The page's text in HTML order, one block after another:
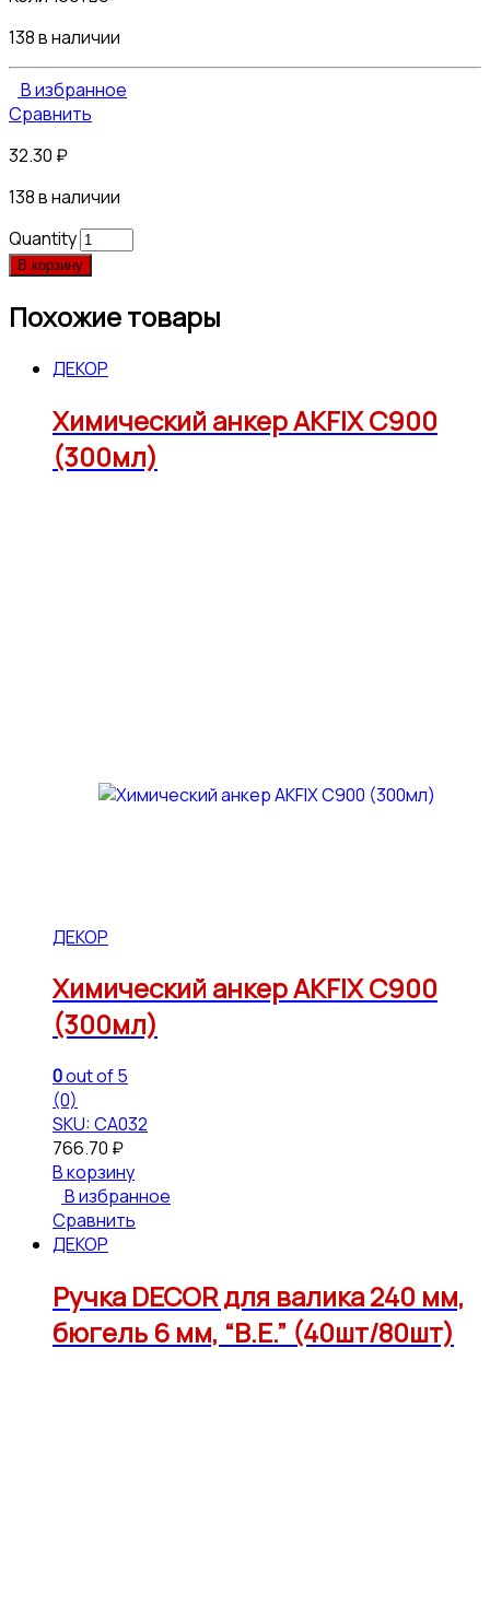
138 в наличии
В избранное
Сравнить
32.30 ₽
138 в наличии
Quantity
В корзину
Похожие товары
ДЕКОР
Химический анкер AKFIX С900
(300мл)
ДЕКОР
Химический анкер AKFIX С900
(300мл)
0out of 5
(0)
SKU: CA032
766.70 ₽
В корзину
В избранное
Сравнить
ДЕКОР
Ручка DECOR для валика 240 мм,
бюгель 6 мм, “В.Е.” (40шт/80шт)